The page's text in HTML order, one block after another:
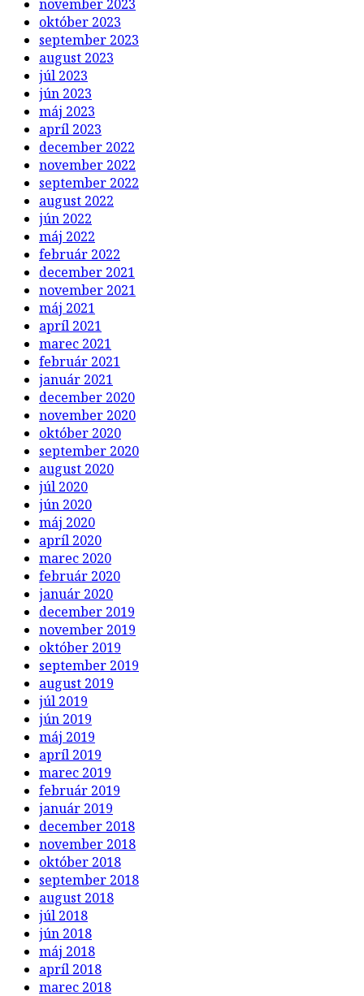
november 2023
október 2023
september 2023
august 2023
júl 2023
jún 2023
máj 2023
apríl 2023
december 2022
november 2022
september 2022
august 2022
jún 2022
máj 2022
február 2022
december 2021
november 2021
máj 2021
apríl 2021
marec 2021
február 2021
január 2021
december 2020
november 2020
október 2020
september 2020
august 2020
júl 2020
jún 2020
máj 2020
apríl 2020
marec 2020
február 2020
január 2020
december 2019
november 2019
október 2019
september 2019
august 2019
júl 2019
jún 2019
máj 2019
apríl 2019
marec 2019
február 2019
január 2019
december 2018
november 2018
október 2018
september 2018
august 2018
júl 2018
jún 2018
máj 2018
apríl 2018
marec 2018